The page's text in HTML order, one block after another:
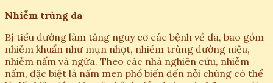
Nhiễm trùng da
Bị tiểu đường làm tăng nguy cơ các bệnh về da, bao gồm
nhiễm khuẩn như mụn nhọt, nhiễm trùng đường niệu,
nhiễm nấm và ngứa. Theo các nhà nghiên cứu, nhiễm
nấm, đặc biệt là nấm men phổ biến đến nỗi chúng có thể